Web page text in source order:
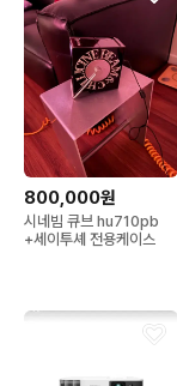
800,000원
시네빔 큐브 hu710pb
+세이투셰 전용케이스